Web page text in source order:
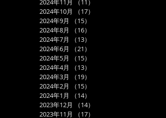
2024年11月
（11）
2024年10月
（17）
2024年9月
（15）
2024年8月
（16）
2024年7月
（13）
2024年6月
（21）
2024年5月
（15）
2024年4月
（13）
2024年3月
（19）
2024年2月
（15）
2024年1月
（14）
2023年12月
（14）
2023年11月
（17）